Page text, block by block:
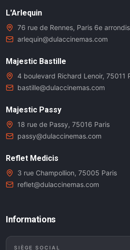
L'Arlequin
76 rue de Rennes, Paris 6e
arlequin@dulaccinemas.com
Majestic Bastille
4 boulevard Richard Lenoir, 75011
bastille@dulaccinemas.com
Majestic Passy
18 rue de Passy, 75016 Paris
passy@dulaccinemas.com
Reflet Medicis
3 rue Champollion, 75005 Paris
reflet@dulaccinemas.com
Informations
SIÈGE SOCIAL